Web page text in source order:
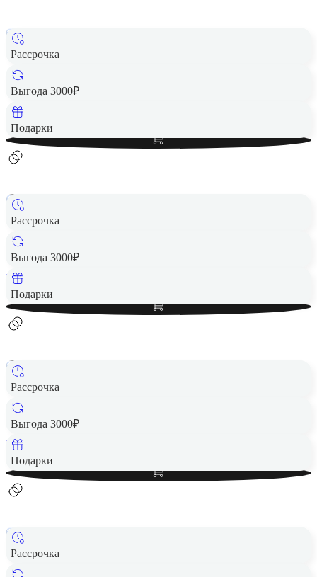
Рассрочка
Выгода 3000₽
Подарки
Беспроводная акустика JBL Clip 5 Blue
3 990 ₽
Вернем до
Рассрочка
Выгода 3000₽
Подарки
Беспроводная акустика JBL Clip 5 Black
4 290 ₽
Вернем до
Рассрочка
Выгода 3000₽
Подарки
Беспроводная акустика JBL Go 4 черный
2 490 ₽
Вернем до
РассрочкаБеспроводная акустика JBL GO 4 фиолетовый